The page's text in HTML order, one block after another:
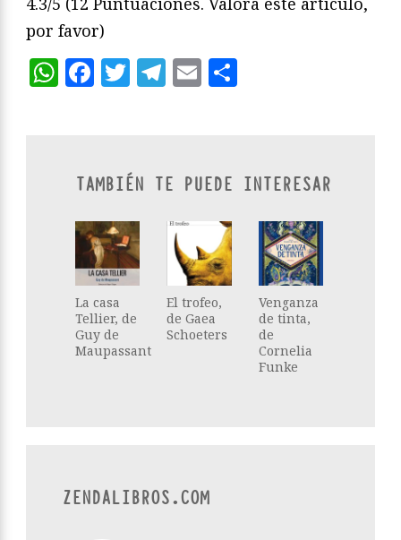
por favor)
WhatsApp
Facebook
Twitter
Telegram
Email
TAMBIÉN TE PUEDE INTERESAR
La casa
Tellier, de
Guy de
Maupassant
El trofeo,
de Gaea
Schoeters
Venganza
de tinta,
de
Cornelia
Funke
ZENDALIBROS.COM